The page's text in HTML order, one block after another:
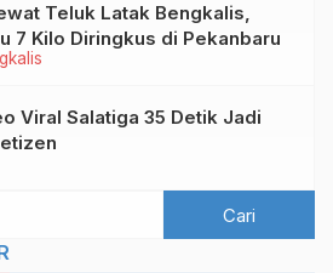
Teluk Latak Bengkalis,
7 Kilo Diringkus di Pekanbaru
Viral Salatiga 35 Detik Jadi